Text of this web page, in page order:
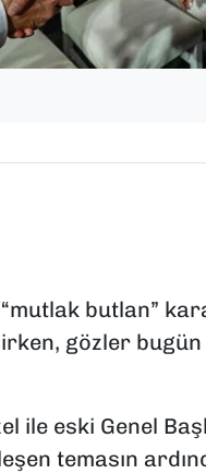
butlan”
gözler
ile eski Genel
temasın